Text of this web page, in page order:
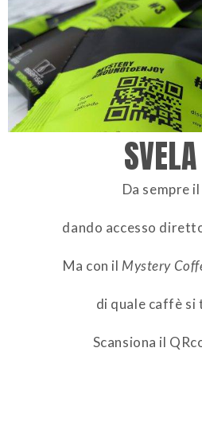
Da sempre
dando accesso
Ma con il Mystery
di quale caffè si
Scansiona il